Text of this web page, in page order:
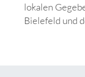
lokalen
Bielefeld und